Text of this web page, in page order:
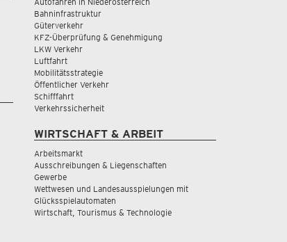
Bahninfrastruktur
Güterverkehr
KFZ-Überprüfung & Genehmigung
LKW Verkehr
Luftfahrt
Mobilitätsstrategie
Öffentlicher Verkehr
Schifffahrt
Verkehrssicherheit
WIRTSCHAFT & ARBEIT
Arbeitsmarkt
Ausschreibungen & Liegenschaften
Gewerbe
Wettwesen und Landesausspielungen mit
Glücksspielautomaten
Wirtschaft, Tourismus & Technologie